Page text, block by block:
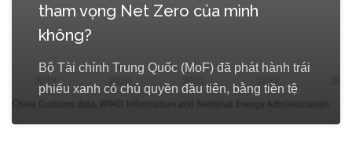
tham vọng Net Zero của mình
không?
Bộ Tài chính Trung Quốc (MoF) đã phát hành trái
phiếu xanh có chủ quyền đầu tiên, bằng tiền tệ